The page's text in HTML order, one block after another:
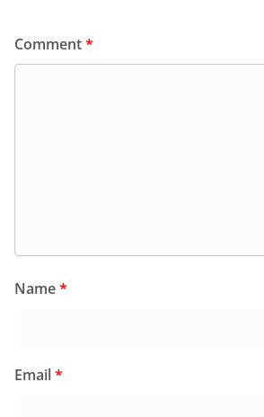
Comment*
Name*
Email*